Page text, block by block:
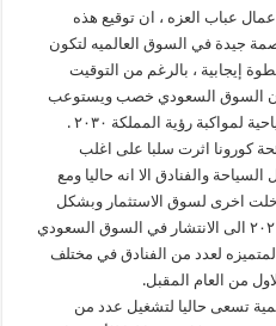
عباب العزه ، ان توقيع هذه
جيدة في السوق العالميه لتكون
إيجابية ، بالرغم من التوقيت
أن السوق السعودي خصب ويستوعب
لمواكبة رؤية المملكة ٢٠٣٠ .
كورونا اثرت سلبا على اغلب
والفنادق الا انه حاليا ومع
اخرى لسوق الاستثمار وبشكل
قوي موكدا انهم يسعون مطلع العام ٢٠٢١ الى الانتشار في السوق السعودي
لعدد من الفنادق في مختلف
من العام المقبل.
تسعى حاليا لتشغيل عدد من